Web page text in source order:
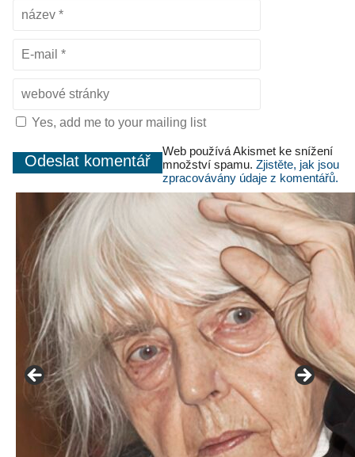
Yes, add me to your mailing list
Web používá Akismet ke snížení
množství spamu. Zjistěte, jak jsou
zpracovávány údaje z komentářů.